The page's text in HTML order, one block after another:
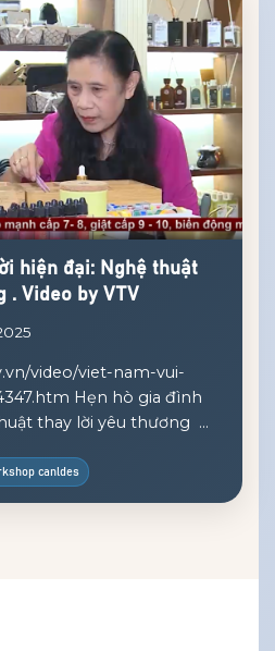
hiện đại: Nghệ thuật
. Video by VTV
video/viet-nam-vui-
Hẹn hò gia đình
thay lời yêu thương
xoay quanh các bữa ăn
ra vô vàn cách trải nghiệm
canldes